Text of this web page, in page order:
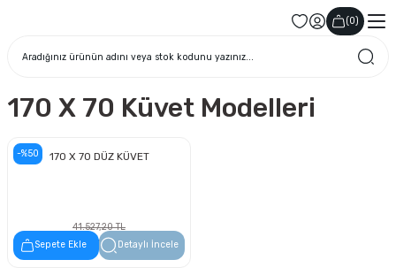
(0)
170 X 70 Küvet Modelleri
-%50 170 X 70 DÜZ KÜVET
41.527,20 TL
20.763,60 TL
Sepete Ekle Detaylı İncele